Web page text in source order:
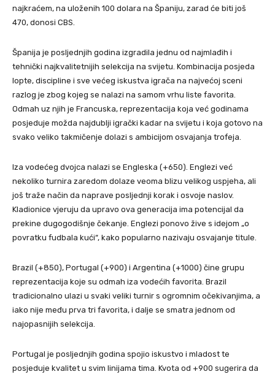
najkraćem, na uloženih 100 dolara na Španiju, zarad će biti još
470, donosi CBS.
Španija je posljednjih godina izgradila jednu od najmlađih i
tehnički najkvalitetnijih selekcija na svijetu. Kombinacija posjeda
lopte, discipline i sve većeg iskustva igrača na najvećoj sceni
razlog je zbog kojeg se nalazi na samom vrhu liste favorita.
Odmah uz njih je Francuska, reprezentacija koja već godinama
posjeduje možda najdublji igrački kadar na svijetu i koja gotovo na
svako veliko takmičenje dolazi s ambicijom osvajanja trofeja.
Iza vodećeg dvojca nalazi se Engleska (+650). Englezi već
nekoliko turnira zaredom dolaze veoma blizu velikog uspjeha, ali
još traže način da naprave posljednji korak i osvoje naslov.
Kladionice vjeruju da upravo ova generacija ima potencijal da
prekine dugogodišnje čekanje. Englezi ponovo žive s idejom „o
povratku fudbala kući“, kako popularno nazivaju osvajanje titule.
Brazil (+850), Portugal (+900) i Argentina (+1000) čine grupu
reprezentacija koje su odmah iza vodećih favorita. Brazil
tradicionalno ulazi u svaki veliki turnir s ogromnim očekivanjima, a
iako nije među prva tri favorita, i dalje se smatra jednom od
najopasnijih selekcija.
Portugal je posljednjih godina spojio iskustvo i mladost te
posjeduje kvalitet u svim linijama tima. Kvota od +900 sugerira da